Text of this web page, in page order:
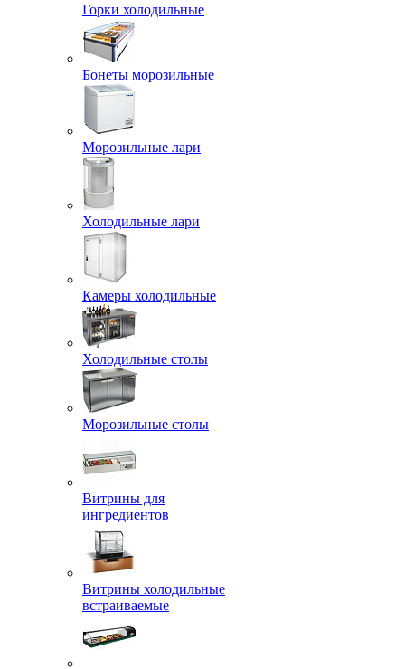
Горки холодильные
Бонеты морозильные
Морозильные лари
Холодильные лари
Камеры холодильные
Холодильные столы
Морозильные столы
Витрины для
ингредиентов
Витрины холодильные
встраиваемые